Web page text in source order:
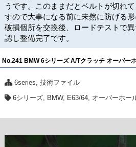
うです。このままだとベルトが切れ
すので大事になる前に未然に防げる形
破損個所を交換後、ロードテストで
認し整備完了です。
No.241 BMW 6シリーズ A/Tクラッチ オーバー
6series ,技術ファイル
6シリーズ BMW, E63/64 オーバーホー